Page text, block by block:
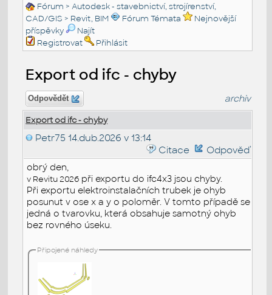
Fórum >Autodesk - stavebnictví, strojírenství,
CAD/GIS > Revit, BIM Fórum Témata
Nejnovější
příspěvky
Najít
Registrovat
Přihlásit
Export od ifc - chyby
Odpovědět archiv
Export od ifc - chyby
Petr75 14.dub.2026 v 13:14
Citace
Odpověď
obrý den,
v Revitu 2026 při exportu do ifc4x3 jsou chyby.
Při exportu elektroinstalačních trubek je ohyb
posunut v ose x a y o poloměr. V tomto případě se
jedná o tvarovku, která obsahuje samotný ohyb
bez rovného úseku.
Připojené náhledy